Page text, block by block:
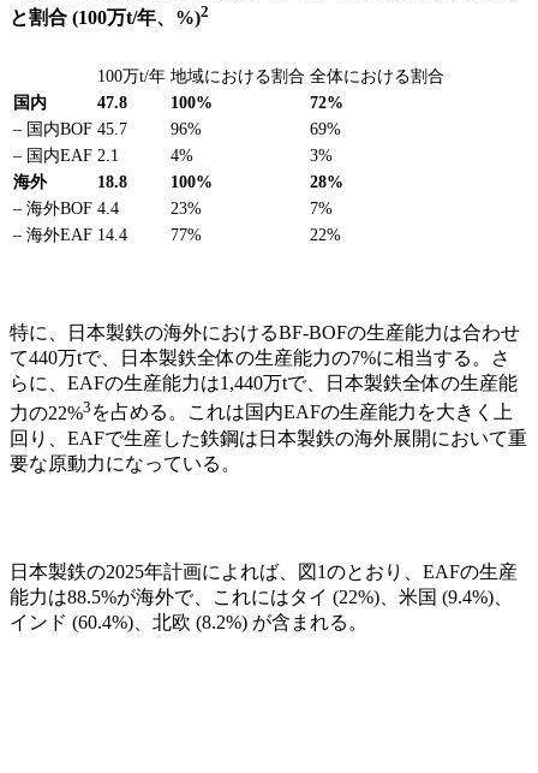
と割合 (100万t/年、%)2
100万t/年 地域における割合 全体における割合
国内
47.8 100%
72%
– 国内BOF 45.7 96%
69%
– 国内EAF 2.1 4%
3%
海外
18.8 100%
28%
– 海外BOF 4.4 23%
7%
– 海外EAF 14.4 77% 22%
特に、日本製鉄の海外におけるBF-BOFの生産能力は合わせ
て440万tで、日本製鉄全体の生産能力の7%に相当する。さ
らに、EAFの生産能力は1,440万tで、日本製鉄全体の生産能
力の22%3 を占める。これは国内EAFの生産能力を大きく上
回り、EAFで生産した鉄鋼は日本製鉄の海外展開において重
要な原動力になっている。
日本製鉄の2025年計画によれば、図1のとおり、EAFの生産
能力は88.5%が海外で、これにはタイ (22%)、米国 (9.4%)、
インド (60.4%)、北欧 (8.2%) が含まれる。